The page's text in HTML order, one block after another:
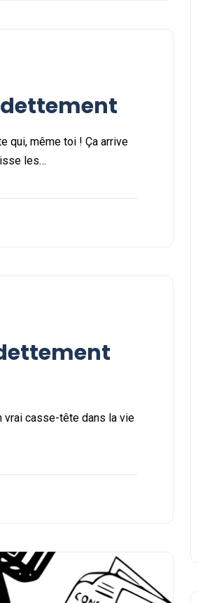
qui, même toi ! Ça arrive
les…
vrai casse-tête dans la vie